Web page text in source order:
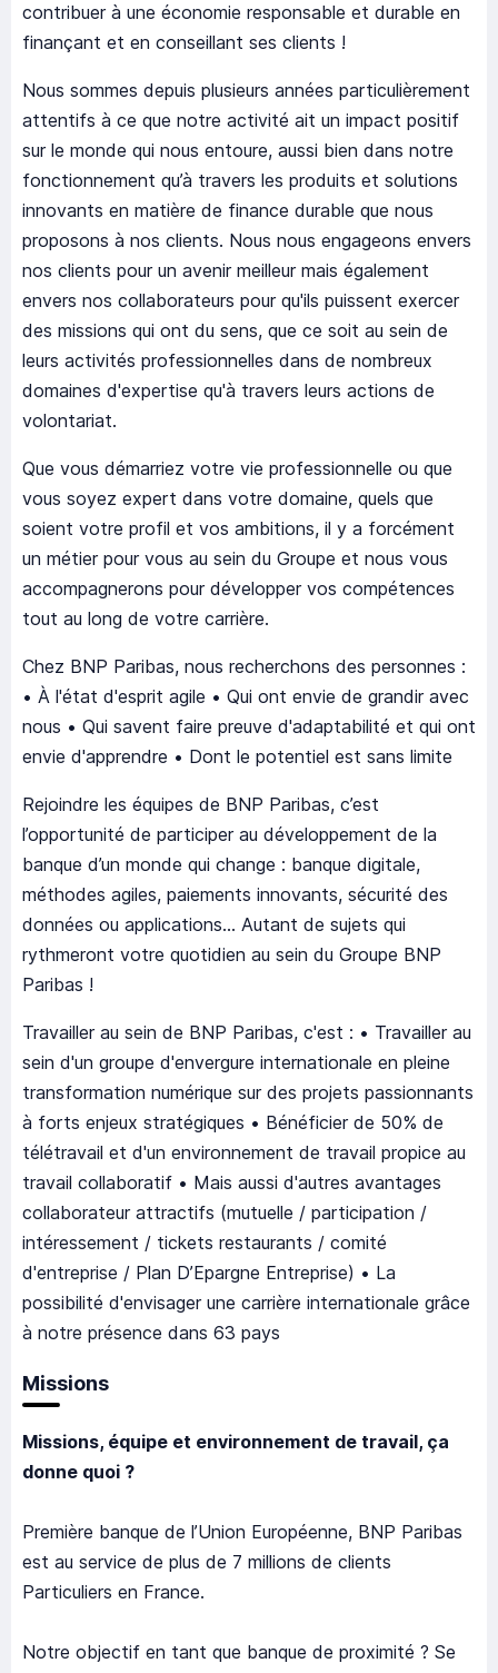
contribuer à une économie responsable et durable en
finançant et en conseillant ses clients !
Nous sommes depuis plusieurs années particulièrement
attentifs à ce que notre activité ait un impact positif
sur le monde qui nous entoure, aussi bien dans notre
fonctionnement qu’à travers les produits et solutions
innovants en matière de finance durable que nous
proposons à nos clients. Nous nous engageons envers
nos clients pour un avenir meilleur mais également
envers nos collaborateurs pour qu'ils puissent exercer
des missions qui ont du sens, que ce soit au sein de
leurs activités professionnelles dans de nombreux
domaines d'expertise qu'à travers leurs actions de
volontariat.
Que vous démarriez votre vie professionnelle ou que
vous soyez expert dans votre domaine, quels que
soient votre profil et vos ambitions, il y a forcément
un métier pour vous au sein du Groupe et nous vous
accompagnerons pour développer vos compétences
tout au long de votre carrière.
Chez BNP Paribas, nous recherchons des personnes :
• À l'état d'esprit agile • Qui ont envie de grandir avec
nous • Qui savent faire preuve d'adaptabilité et qui ont
envie d'apprendre • Dont le potentiel est sans limite
Rejoindre les équipes de BNP Paribas, c’est
l’opportunité de participer au développement de la
banque d’un monde qui change : banque digitale,
méthodes agiles, paiements innovants, sécurité des
données ou applications... Autant de sujets qui
rythmeront votre quotidien au sein du Groupe BNP
Paribas !
Travailler au sein de BNP Paribas, c'est : • Travailler au
sein d'un groupe d'envergure internationale en pleine
transformation numérique sur des projets passionnants
à forts enjeux stratégiques • Bénéficier de 50% de
télétravail et d'un environnement de travail propice au
travail collaboratif • Mais aussi d'autres avantages
collaborateur attractifs (mutuelle / participation /
intéressement / tickets restaurants / comité
d'entreprise / Plan D’Epargne Entreprise) • La
possibilité d'envisager une carrière internationale grâce
à notre présence dans 63 pays
Missions
Missions, équipe et environnement de travail, ça
donne quoi ?
Première banque de l’Union Européenne, BNP Paribas
est au service de plus de 7 millions de clients
Particuliers en France.
Notre objectif en tant que banque de proximité ? Se